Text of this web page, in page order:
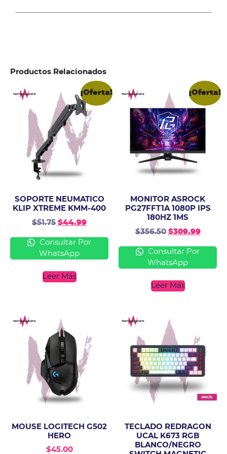
Productos Relacionados
¡Oferta!
SOPORTE NEUMATICO
KLIP XTREME KMM-400
$51.75 $44.99
Consultar Por
WhatsApp
Leer Más
¡Oferta!
MONITOR ASROCK
PG27FFT1A 1080P IPS
180HZ 1MS
$356.50 $309.99
Consultar Por
WhatsApp
Leer Más
MOUSE LOGITECH G502
HERO
$45.00
TECLADO REDRAGON
UCAL K673 RGB
BLANCO/NEGRO